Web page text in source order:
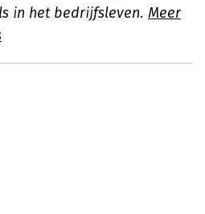
in het bedrijfsleven. Meer